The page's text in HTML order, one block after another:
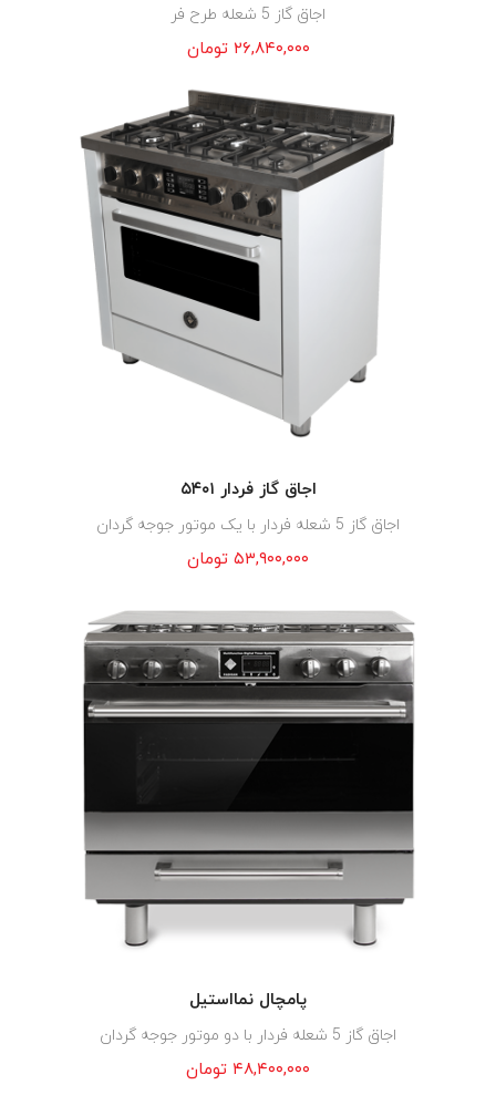
اجاق گاز 5 شعله طرح فر
۲۶,۸۴۰,۰۰۰ تومان
اجاق گاز فردار ۵۴۰۱
اجاق گاز 5 شعله فردار با یک موتور جوجه گردان
۵۳,۹۰۰,۰۰۰ تومان
پامچال نمااستیل
اجاق گاز 5 شعله فردار با دو موتور جوجه گردان
۴۸,۴۰۰,۰۰۰ تومان